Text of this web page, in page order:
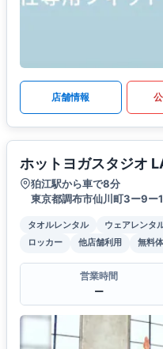
店舗情報
ホットヨガスタジオ
狛江駅から車で8分
東京都調布市仙川町3ー9ー
タオルレンタル ウェアレンタ
ロッカー
他店舗利用 無料
営業時間
ー